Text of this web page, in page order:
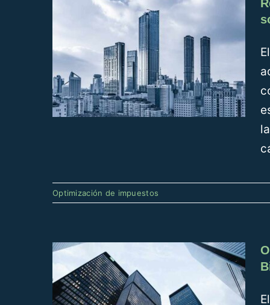
Optimización de impuestos
sobre Bienes